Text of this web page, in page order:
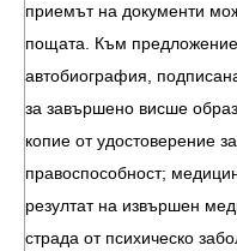
приемът на документи
пощата. Към
автобиография,
за завършено висше
копие от удостоверение
правоспособност;
резултат на извършен
страда от психическо